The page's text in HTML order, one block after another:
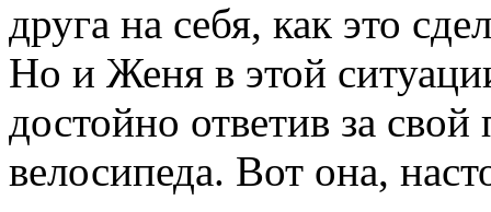
друга на себя, как это
Но и Женя в этой
достойно ответив за
велосипеда. Вот она,